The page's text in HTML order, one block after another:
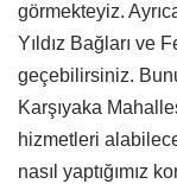
görmekteyiz.
Yıldız Bağları ve
geçebilirsiniz.
Karşıyaka
hizmetleri
nasıl yaptığımız